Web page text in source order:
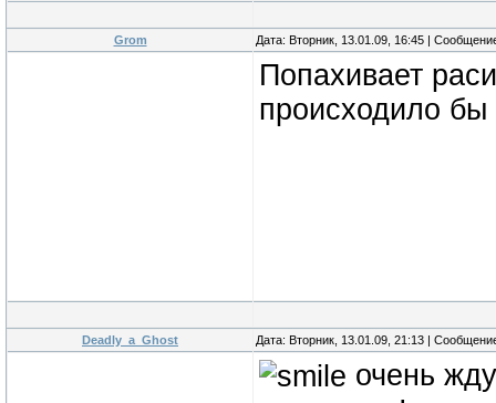
Grom Дата: Вторник, 13.01.09, 16:45 |
Попахивает
происходило
Deadly_a_Ghost Дата: Вторник, 13.01.09, 21:13 |
очень